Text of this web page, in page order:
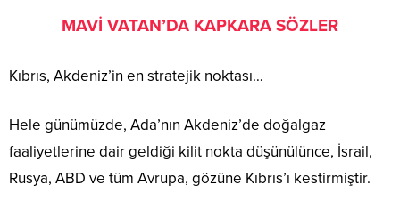
MAVİ VATAN’DA KAPKARA SÖZLER
Kıbrıs, Akdeniz’in en stratejik noktası…
Hele günümüzde, Ada’nın Akdeniz’de doğalgaz
faaliyetlerine dair geldiği kilit nokta düşünülünce, İsrail,
Rusya, ABD ve tüm Avrupa, gözüne Kıbrıs’ı kestirmiştir.